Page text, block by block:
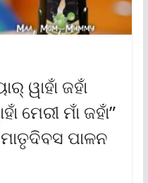
ୱାହାଁ ଜହାଁ
ମେରୀ ମାଁ ଜହାଁ”
ପାଳନ